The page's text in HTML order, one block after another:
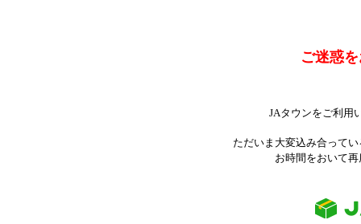
ご迷惑
JAタウンをご利用
ただいま大変込み合って
お時間をおいて